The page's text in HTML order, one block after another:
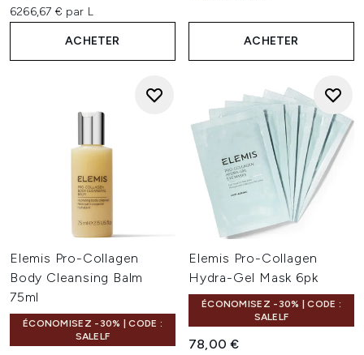
6266,67 € par L
ACHETER ACHETER
Elemis Pro-Collagen
Body Cleansing Balm
75ml
ÉCONOMISEZ -30% | CODE :
SALELF
Elemis Pro-Collagen
Hydra-Gel Mask 6pk
ÉCONOMISEZ -30% | CODE :
SALELF
78,00 €